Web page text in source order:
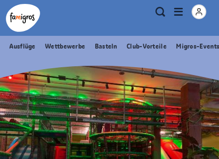
Sprungmarken
Navigation
Header
Logo
Meta
Navigation
Suche
Menu
öffnen
Ausflüge Wettbewerbe Basteln Club-Vorteile Migros-